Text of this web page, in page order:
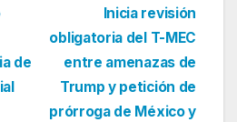
Inicia revisión
obligatoria del T-MEC
entre amenazas de
Trump y petición de
prórroga de México y
de